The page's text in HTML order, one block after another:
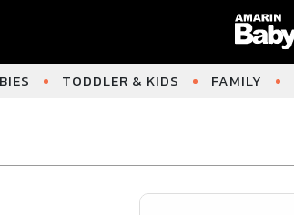
TODDLER & KIDS FAMILY